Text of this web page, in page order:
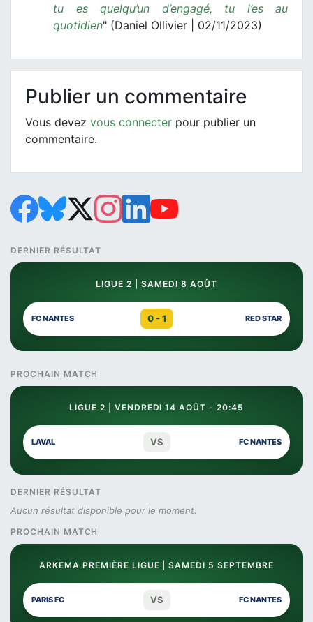
tu es quelqu’un d’engagé, tu l’es au
quotidien" (Daniel Ollivier | 02/11/2023)
Publier un commentaire
Vous devez vous connecter pour publier un
commentaire.
DERNIER RÉSULTAT
LIGUE 2 | SAMEDI 8 AOÛT
FC NANTES 0 - 1 RED STAR
PROCHAIN MATCH
LIGUE 2 | VENDREDI 14 AOÛT - 20:45
LAVAL VS FC NANTES
DERNIER RÉSULTAT
Aucun résultat disponible pour le moment.
PROCHAIN MATCH
ARKEMA PREMIÈRE LIGUE | SAMEDI 5 SEPTEMBRE
PARIS FC VS FC NANTES